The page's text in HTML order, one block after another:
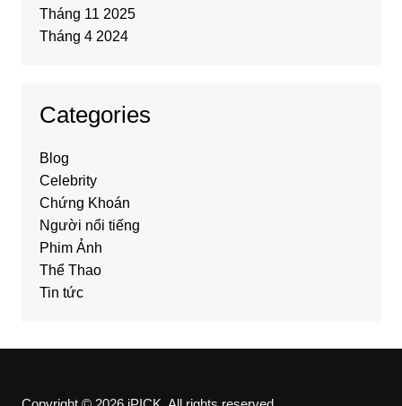
Tháng 11 2025
Tháng 4 2024
Categories
Blog
Celebrity
Chứng Khoán
Người nổi tiếng
Phim Ảnh
Thể Thao
Tin tức